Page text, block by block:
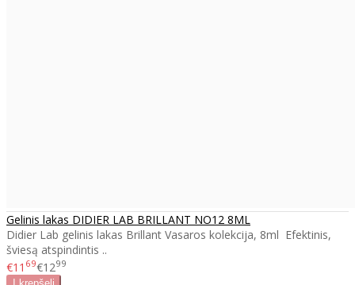
Gelinis lakas DIDIER LAB BRILLANT NO12 8ML
Didier Lab gelinis lakas Brillant Vasaros kolekcija, 8ml Efektinis,
šviesą atspindintis ..
€11 69€1299